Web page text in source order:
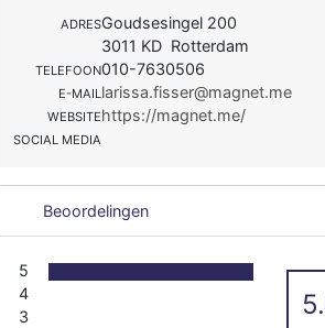
ADRESGoudsesingel 200
3011 KD Rotterdam
TELEFOON010-7630506
E-MAILlarissa.fisser@magnet.me
WEBSITEhttps://magnet.me/
SOCIAL MEDIA
Beoordelingen
5
4
3